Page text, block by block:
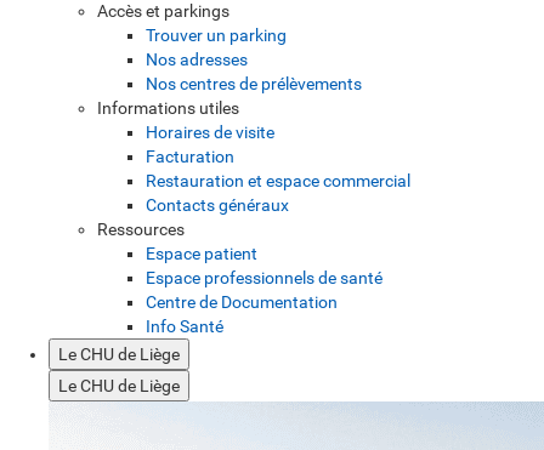
Accès et parkings
Trouver un parking
Nos adresses
Nos centres de prélèvements
Informations utiles
Horaires de visite
Facturation
Restauration et espace commercial
Contacts généraux
Ressources
Espace patient
Espace professionnels de santé
Centre de Documentation
Info Santé
Le CHU de Liège
Le CHU de Liège